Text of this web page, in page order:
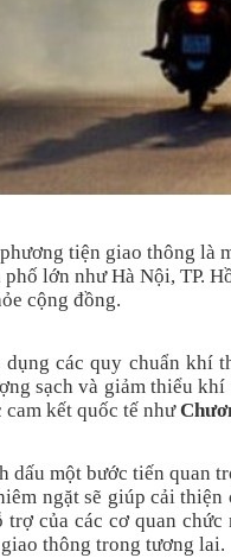
tiện giao thông là
lớn như Hà Nội,
cộng đồng.
các quy chuẩn khí
sạch và giảm thiểu
kết quốc tế như
dấu một bước tiến quan
ngặt sẽ giúp cải
của các cơ quan
thông trong tương lai.